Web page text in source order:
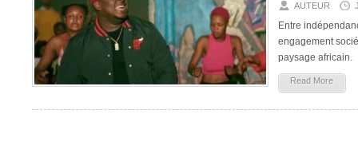
AUTEUR
Entre
engagement
paysage africain.
Read More